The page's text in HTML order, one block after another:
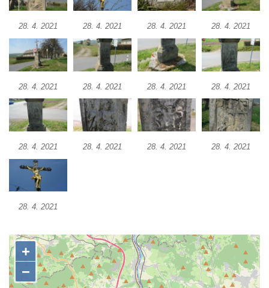
Kříž východně od Oparna u cesty na Lovoš
Pamětní kříž na Lovoši
Kříž na rozcestí u domu čp. 49 ve Svojkově
Centrální kříž bývalého hřbitova v Horním
Boží muka svatého Floriána v Mezné
Neugebauerův kříž východně od Sloupu v
Čechách
Kříž u kostela Zvěstování Panny Marie v
Duchcově
Kříž na návsi v Jeníkově
Kříž na křižovatce v Teplické ulici v Lahošti
Kříž U Pěti lip na pastvině severovýchodně
28. 4. 2021 28. 4. 2021 28. 4. 2021 28. 4. 2021
28. 4. 2021 28. 4. 2021 28. 4. 2021 28. 4. 2021
28. 4. 2021 28. 4. 2021 28. 4. 2021 28. 4. 2021
28. 4. 2021